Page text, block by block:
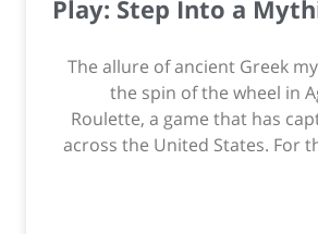
Play: Step Into a
The allure of ancient Greek
the spin of the wheel in
Roulette, a game that has
across the United States. For